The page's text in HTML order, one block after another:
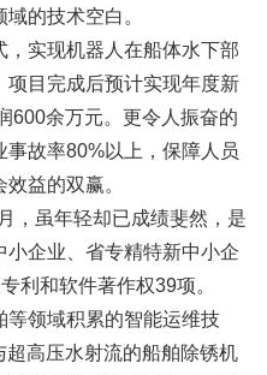
的技术空白。
实现机器人在船体水下部
目完成后预计实现年度新
600余万元。更令人振奋的
故率80%以上，保障人员
益的双赢。
虽年轻却已成绩斐然，是
小企业、省专精特新中小企
利和软件著作权39项。
领域积累的智能运维技
高压水射流的船舶除锈机